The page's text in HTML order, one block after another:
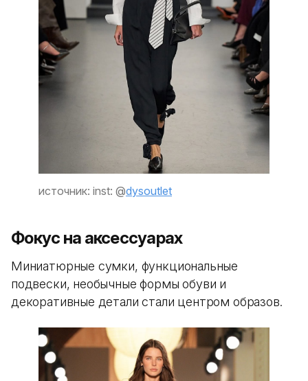
источник: inst: @dysoutlet
Фокус на аксессуарах
Миниатюрные сумки, функциональные
подвески, необычные формы обуви и
декоративные детали стали центром образов.